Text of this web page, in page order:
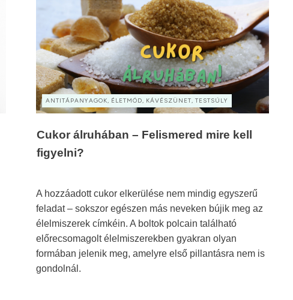
ANTITÁPANYAGOK, ÉLETMÓD, KÁVÉSZÜNET, TESTSÚLY
Cukor álruhában – Felismered mire kell
figyelni?
A hozzáadott cukor elkerülése nem mindig egyszerű
feladat – sokszor egészen más neveken bújik meg az
élelmiszerek címkéin. A boltok polcain található
előrecsomagolt élelmiszerekben gyakran olyan
formában jelenik meg, amelyre első pillantásra nem is
gondolnál.